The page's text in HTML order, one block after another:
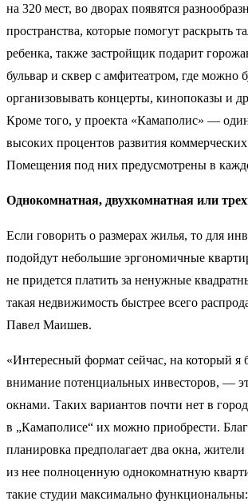
на 320 мест, во дворах появятся
пространства, которые помогут раскрыть
ребенка, также застройщик подарит
бульвар и сквер с амфитеатром, где можно
организовывать концерты, кинопоказы и
Кроме того, у проекта «Камаполис» —
высоких процентов развития
Помещения под них предусмотрены в
Однокомнатная, двухкомнатная или
Если говорить о размерах жилья, то для
подойдут небольшие эргономичные
не придется платить за ненужные
такая недвижимость быстрее всего
Павел Маишев.
«Интересный формат сейчас, на который я
внимание потенциальных инвесторов, —
окнами. Таких вариантов почти нет в
в „Камаполисе“ их можно приобрести.
планировка предполагает два окна, жители
из нее полноценную однокомнатную
такие студии максимально